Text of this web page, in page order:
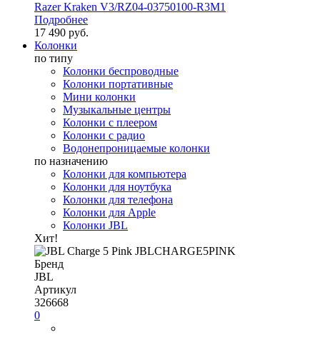
Razer Kraken V3/RZ04-03750100-R3M1
Подробнее
17 490 руб.
Колонки
по типу
Колонки беспроводные
Колонки портативные
Мини колонки
Музыкальные центры
Колонки с плеером
Колонки с радио
Водонепроницаемые колонки
по назначению
Колонки для компьютера
Колонки для ноутбука
Колонки для телефона
Колонки для Apple
Колонки JBL
Хит!
Бренд
JBL
Артикул
326668
0